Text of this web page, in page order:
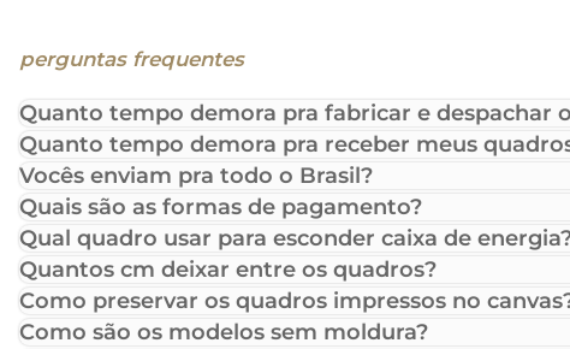
perguntas frequentes
Quanto tempo demora pra fabricar e despachar
Quanto tempo demora pra receber meus
Vocês enviam pra todo o Brasil?
Quais são as formas de pagamento?
Qual quadro usar para esconder caixa de
Quantos cm deixar entre os quadros?
Como preservar os quadros impressos no
Como são os modelos sem moldura?